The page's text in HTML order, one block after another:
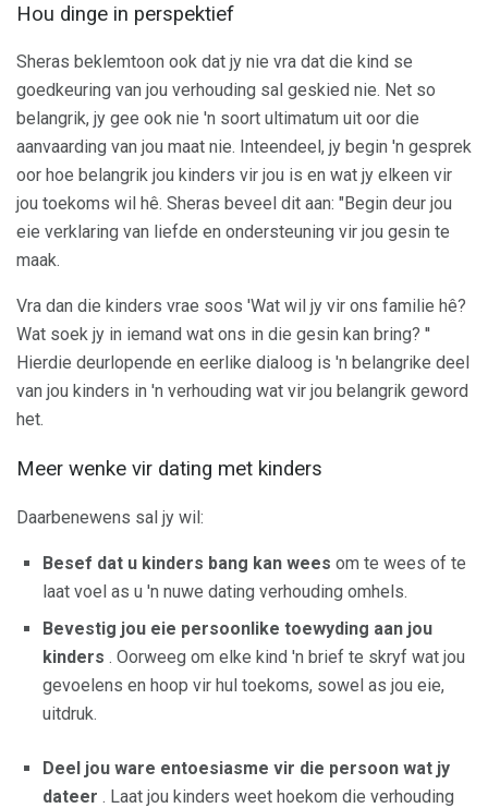
Hou dinge in perspektief
Sheras beklemtoon ook dat jy nie vra dat die kind se
goedkeuring van jou verhouding sal geskied nie. Net so
belangrik, jy gee ook nie 'n soort ultimatum uit oor die
aanvaarding van jou maat nie. Inteendeel, jy begin 'n gesprek
oor hoe belangrik jou kinders vir jou is en wat jy elkeen vir
jou toekoms wil hê. Sheras beveel dit aan: "Begin deur jou
eie verklaring van liefde en ondersteuning vir jou gesin te
maak.
Vra dan die kinders vrae soos 'Wat wil jy vir ons familie hê?
Wat soek jy in iemand wat ons in die gesin kan bring? ''
Hierdie deurlopende en eerlike dialoog is 'n belangrike deel
van jou kinders in 'n verhouding wat vir jou belangrik geword
het.
Meer wenke vir dating met kinders
Daarbenewens sal jy wil:
Besef dat u kinders bang kan wees om te wees of te
laat voel as u 'n nuwe dating verhouding omhels.
Bevestig jou eie persoonlike toewyding aan jou
kinders . Oorweeg om elke kind 'n brief te skryf wat jou
gevoelens en hoop vir hul toekoms, sowel as jou eie,
uitdruk.
Deel jou ware entoesiasme vir die persoon wat jy
dateer . Laat jou kinders weet hoekom die verhouding